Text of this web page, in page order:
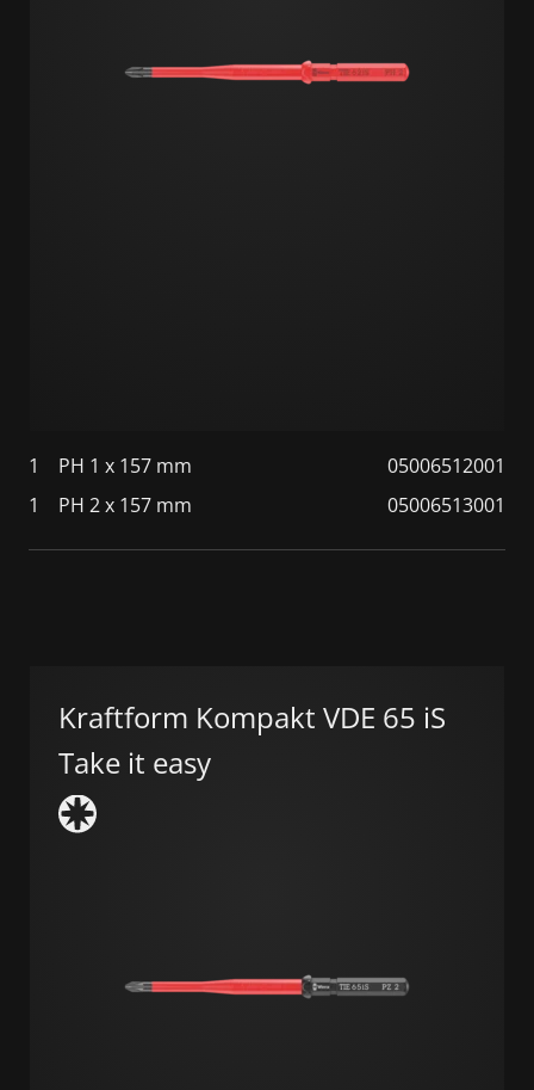
1 PH 1 x 157 mm
05006512001
1
PH 2 x 157 mm 05006513001
Kraftform Kompakt VDE 65 iS
Take it easy